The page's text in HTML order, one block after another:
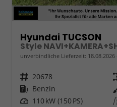
Hyundai TUCSON
unverbindliche Lieferzeit: 18.08.2026
Fahrzeugnr. 20678
Kraftstoff Benzin
Leistung 110 kW (150 PS)